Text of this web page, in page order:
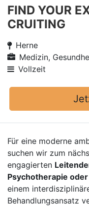
FIND YOUR
CRUITING
Herne
Medizin,
Vollzeit
Für eine moderne
suchen wir zum
engagierten
Psychotherapie
einem
Behandlungsansatz